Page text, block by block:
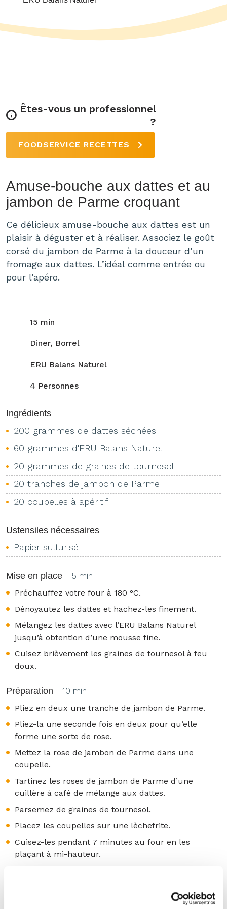
Êtes-vous un professionnel
?
FOODSERVICE RECETTES
Amuse-bouche aux dattes et au
jambon de Parme croquant
Ce délicieux amuse-bouche aux dattes est un
plaisir à déguster et à réaliser. Associez le goût
corsé du jambon de Parme à la douceur d’un
fromage aux dattes. L’idéal comme entrée ou
pour l’apéro.
15 min
Diner, Borrel
ERU Balans Naturel
4 Personnes
Ingrédients
200 grammes de dattes séchées
60 grammes d'ERU Balans Naturel
20 grammes de graines de tournesol
20 tranches de jambon de Parme
20 coupelles à apéritif
Ustensiles nécessaires
Papier sulfurisé
Mise en place | 5 min
Préchauffez votre four à 180 °C.
Dénoyautez les dattes et hachez-les finement.
Mélangez les dattes avec l’ERU Balans Naturel
jusqu’à obtention d’une mousse fine.
Cuisez brièvement les graines de tournesol à feu
doux.
Préparation | 10 min
Pliez en deux une tranche de jambon de Parme.
Pliez-la une seconde fois en deux pour qu’elle
forme une sorte de rose.
Mettez la rose de jambon de Parme dans une
coupelle.
Tartinez les roses de jambon de Parme d’une
cuillère à café de mélange aux dattes.
Parsemez de graines de tournesol.
Placez les coupelles sur une lèchefrite.
Cuisez-les pendant 7 minutes au four en les
plaçant à mi-hauteur.